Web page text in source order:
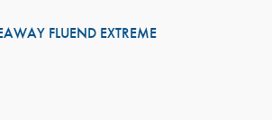
FLUEND EXTREME